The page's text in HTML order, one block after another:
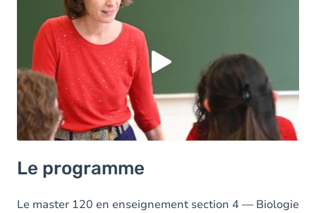
Vous devez accepter les cookies
pouvoir lire la vidéo. Acceptez-vous les cookies
Youtube
Oui
Toujours
Manage privacy settings
Le programme
Le master 120 en enseignement section 4 — Biologie